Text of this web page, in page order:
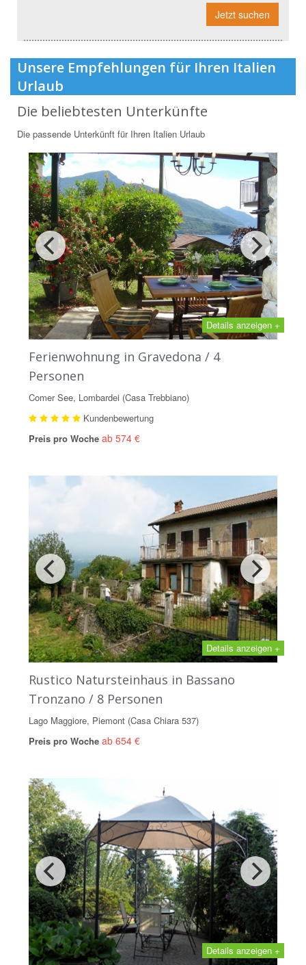
Jetzt suchen
Unsere Empfehlungen für Ihren Italien
Urlaub
Die beliebtesten Unterkünfte
Die passende Unterkünft für Ihren Italien Urlaub
Details anzeigen +
Ferienwohnung in Gravedona / 4
Personen
Comer See, Lombardei (Casa Trebbiano)
Kundenbewertung
Preis pro Woche ab 574 €
Details anzeigen +
Rustico Natursteinhaus in Bassano
Tronzano / 8 Personen
Lago Maggiore, Piemont (Casa Chiara 537)
Preis pro Woche ab 654 €
Details anzeigen +